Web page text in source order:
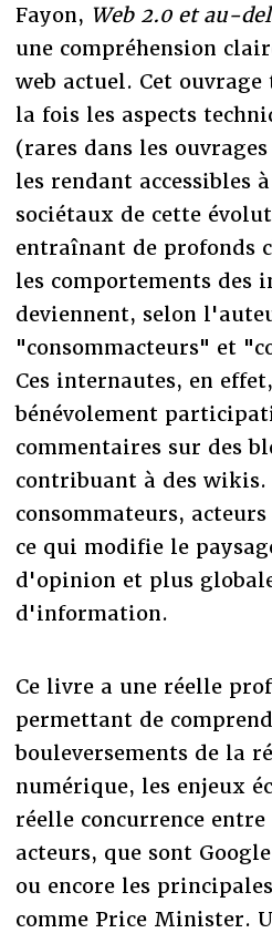
Fayon, Web 2.0 et au-
une compréhension
web actuel. Cet
la fois les aspects
(rares dans les
les rendant accessibles
sociétaux de cette
entraînant de profonds
les comportements des
deviennent, selon
"consommacteurs" et
Ces internautes, en
bénévolement
commentaires sur des
contribuant à des
consommateurs,
ce qui modifie le
d'opinion et plus
d'information.
Ce livre a une réelle
permettant de
bouleversements de la
numérique, les enjeux
réelle concurrence
acteurs, que sont
ou encore les
comme Price Minister.